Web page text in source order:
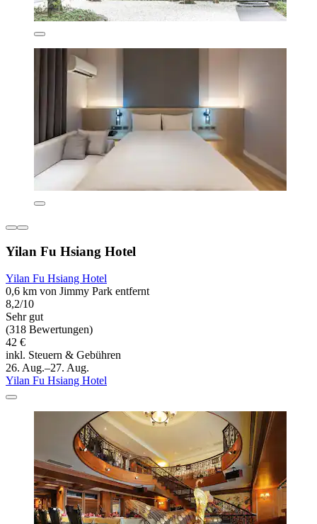
Yilan Fu Hsiang Hotel
Yilan Fu Hsiang Hotel
0,6 km von Jimmy Park entfernt
8,2/10
Sehr gut
(318 Bewertungen)
42 €
inkl. Steuern & Gebühren
26. Aug.–27. Aug.
Yilan Fu Hsiang Hotel